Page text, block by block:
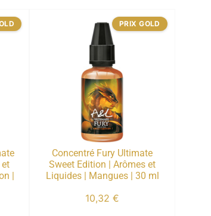
|
Concentré Fury Ultimate
Sweet Edition | Arômes et
Liquides | Mangues | 30 ml
10,32€
PRIX GOLD